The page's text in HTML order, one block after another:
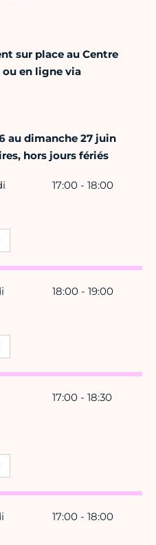
sur place au Centre
ou en ligne via
au dimanche 27 juin
hors jours fériés
17:00 - 18:00
18:00 - 19:00
17:00 - 18:30
17:00 - 18:00